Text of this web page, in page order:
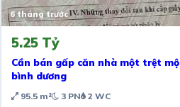
6 tháng trước
5.25 Tỷ
Cần bán gấp căn nhà một trệt
bình dương
95.5 m² 3 PN 2 WC